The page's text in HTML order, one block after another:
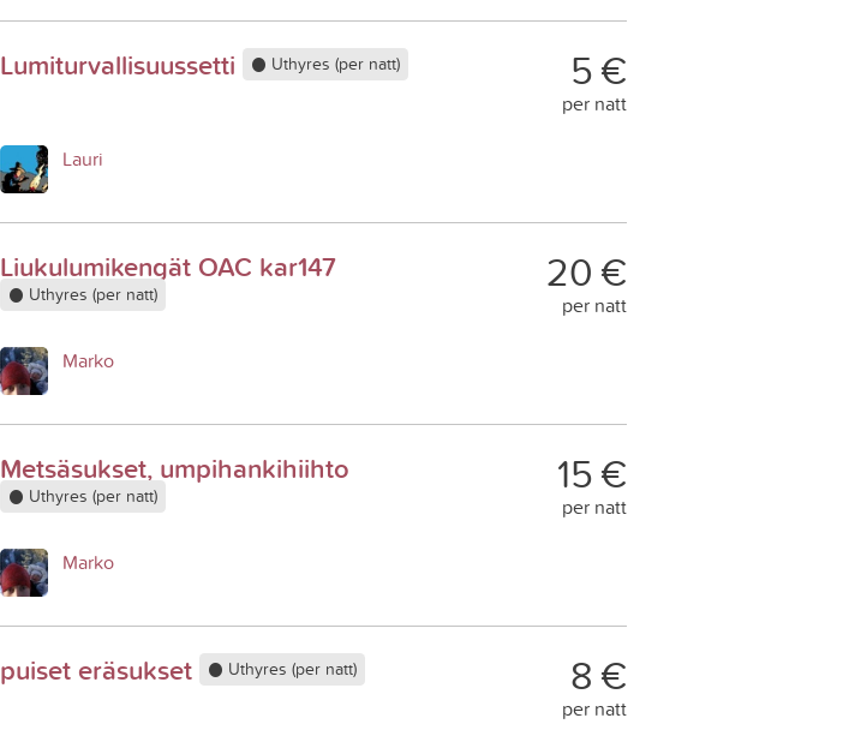
5 €
per natt
Lumiturvallisuussetti Uthyres (per natt)
Lauri
20 €
per natt
Liukulumikengät OAC kar147
Uthyres (per natt)
Marko
15 €
per natt
Metsäsukset, umpihankihiihto
Uthyres (per natt)
Marko
8 €
per natt
puiset eräsukset Uthyres (per natt)